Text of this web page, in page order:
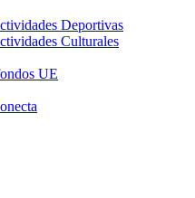
Deportivas
Culturales
UE